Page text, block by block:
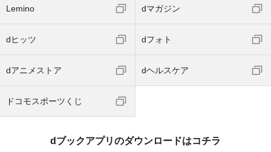
Lemino dマガジン
dヒッツ dフォト
dアニメストア dヘルスケア
ドコモスポーツくじ
dブックアプリのダウンロードはコチラ